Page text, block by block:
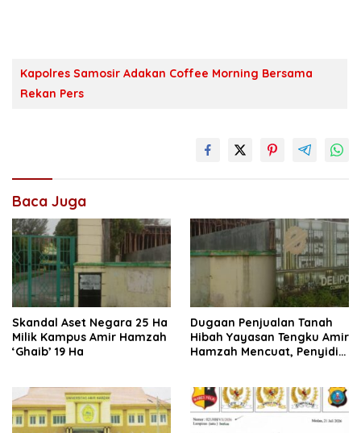
Kapolres Samosir Adakan Coffee Morning Bersama
Rekan Pers
Baca Juga
Skandal Aset Negara 25 Ha
Milik Kampus Amir Hamzah
‘Ghaib’ 19 Ha
Dugaan Penjualan Tanah
Hibah Yayasan Tengku Amir
Hamzah Mencuat, Penyidik